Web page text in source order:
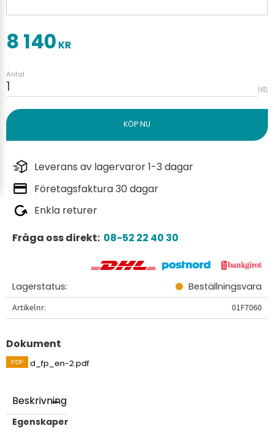
8 140 KR
Antal
st
Leverans av lagervaror 1-3 dagar
Företagsfaktura 30 dagar
Enkla returer
Fråga oss direkt: 08-52 22 40 30
Lagerstatus Beställningsvara
Artikelnr 01F7060
Dokument
d_fp_en-2.pdf
Beskrivning
Egenskaper